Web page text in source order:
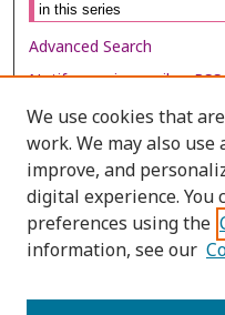
Advanced Search
Notify me via email orRSS
Browse
Collections
Disciplines
Authors
We use cookies that
work. We may also
improve, and
digital experience. You
preferences using the
information, see our